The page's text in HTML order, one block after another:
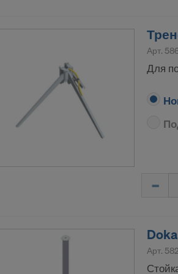
Арт.
Для
Арт.
данных в США. В связи с этим
достаточный уровень защиты
персональных данных в США
в частности, в том, что к вашим
органы США в целях контроля
действенные и
государственных органов США.
адреса («адреса интернет-
со следующими